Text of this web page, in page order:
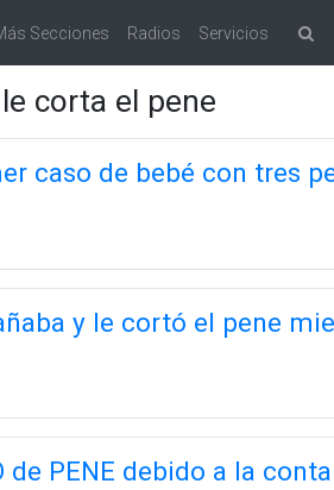
Secciones Radios Servicios
corta el pene
caso de bebé con tres
y le cortó el pene
de PENE debido a la